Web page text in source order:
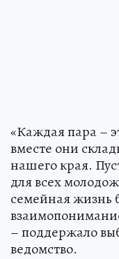
«Каждая пара –
вместе они
нашего края.
для всех
семейная жизнь
– поддержало
ведомство.